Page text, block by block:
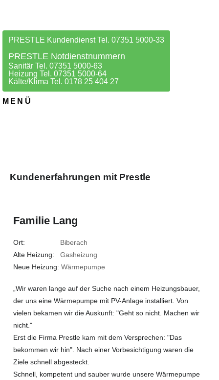
PRESTLE Kundendienst Tel. 07351 5000-33
PRESTLE Notdienstnummern
Sanitär Tel. 07351 5000-63
Heizung Tel. 07351 5000-64
Kälte/Klima Tel. 0178 25 404 27
MENÜ
Kundenerfahrungen mit Prestle
Familie Lang
Ort: Biberach
Alte Heizung: Gasheizung
Neue Heizung: Wärmepumpe
„Wir waren lange auf der Suche nach einem Heizungsbauer,
der uns eine Wärmepumpe mit PV-Anlage installiert. Von
vielen bekamen wir die Auskunft: "Geht so nicht. Machen wir
nicht."
Erst die Firma Prestle kam mit dem Versprechen: "Das
bekommen wir hin". Nach einer Vorbesichtigung waren die
Ziele schnell abgesteckt.
Schnell, kompetent und sauber wurde unsere Wärmepumpe